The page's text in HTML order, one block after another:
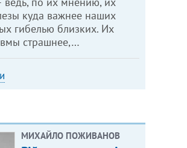
куда важнее наших
гибелью близких. Их
страшнее,…
МИХАЙЛО ПОЖИВАНОВ